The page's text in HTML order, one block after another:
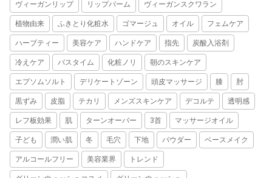
ヴィーガンリップ リップバーム ヴィーガンスクワラン
植物由来 ふきとり化粧水 ゴマージュ オイル フェムケア
ハーブティー 美容ケア ハンドケア 指先 炭酸入浴剤
冷えケア バスタイム 化粧ノリ 朝のスキンケア
エプソムソルト デリケートゾーン 頭皮マッサージ 膝 肘
黒ずみ 皮脂 テカリ メンズスキンケア デコルテ 透明感
レフ板効果 肌 ターンオーバー 3首 マッサージオイル
子ども 潤い肌 冬 毛穴 下地 パウダー ベースメイク
アルコールフリー 美容業界 トレンド